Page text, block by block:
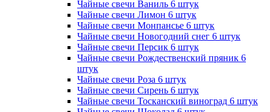
Чайные свечи Ваниль 6 штук
Чайные свечи Лимон 6 штук
Чайные свечи Монпансье 6 штук
Чайные свечи Новогодний снег 6 штук
Чайные свечи Персик 6 штук
Чайные свечи Рождественский пряник 6
штук
Чайные свечи Роза 6 штук
Чайные свечи Сирень 6 штук
Чайные свечи Тосканский виноград 6 штук